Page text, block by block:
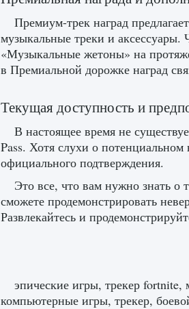
Премиум-трек наград
музыкальные треки и
«Музыкальные жетоны» на
в Премиальной дорожке наград
Текущая доступность и
В настоящее время не
Pass. Хотя слухи о
официального подтверждения.
Это все, что вам нужно знать
сможете продемонстрировать
Развлекайтесь и
эпические игры, трекер
компьютерные игры, трекер,